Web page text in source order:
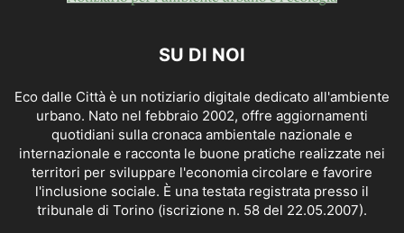
SU DI NOI
Eco dalle Città è un notiziario digitale dedicato all'ambiente
urbano. Nato nel febbraio 2002, offre aggiornamenti
quotidiani sulla cronaca ambientale nazionale e
internazionale e racconta le buone pratiche realizzate nei
territori per sviluppare l'economia circolare e favorire
l'inclusione sociale. È una testata registrata presso il
tribunale di Torino (iscrizione n. 58 del 22.05.2007).